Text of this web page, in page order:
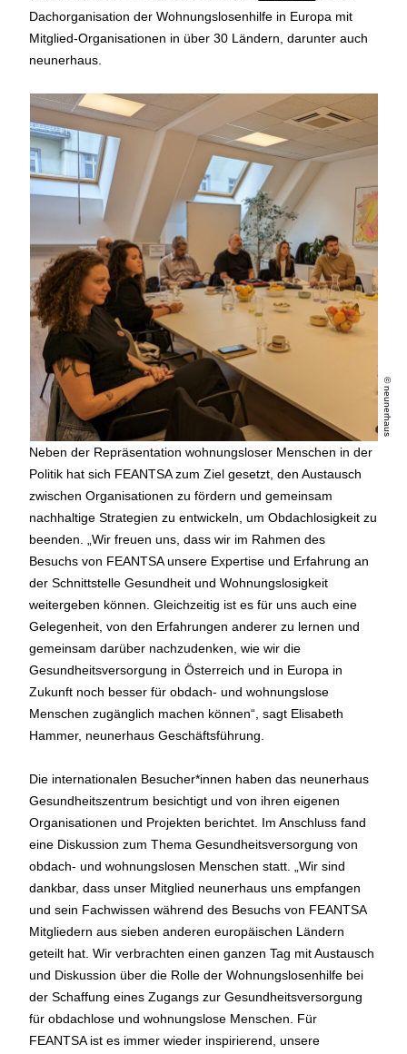
Dachorganisation der Wohnungslosenhilfe in Europa mit
Mitglied-Organisationen in über 30 Ländern, darunter auch
neunerhaus.
© neunerhaus
Neben der Repräsentation wohnungsloser Menschen in der
Politik hat sich FEANTSA zum Ziel gesetzt, den Austausch
zwischen Organisationen zu fördern und gemeinsam
nachhaltige Strategien zu entwickeln, um Obdachlosigkeit zu
beenden. „Wir freuen uns, dass wir im Rahmen des
Besuchs von FEANTSA unsere Expertise und Erfahrung an
der Schnittstelle Gesundheit und Wohnungslosigkeit
weitergeben können. Gleichzeitig ist es für uns auch eine
Gelegenheit, von den Erfahrungen anderer zu lernen und
gemeinsam darüber nachzudenken, wie wir die
Gesundheitsversorgung in Österreich und in Europa in
Zukunft noch besser für obdach- und wohnungslose
Menschen zugänglich machen können“, sagt Elisabeth
Hammer, neunerhaus Geschäftsführung.
Die internationalen Besucher*innen haben das neunerhaus
Gesundheitszentrum besichtigt und von ihren eigenen
Organisationen und Projekten berichtet. Im Anschluss fand
eine Diskussion zum Thema Gesundheitsversorgung von
obdach- und wohnungslosen Menschen statt. „Wir sind
dankbar, dass unser Mitglied neunerhaus uns empfangen
und sein Fachwissen während des Besuchs von FEANTSA
Mitgliedern aus sieben anderen europäischen Ländern
geteilt hat. Wir verbrachten einen ganzen Tag mit Austausch
und Diskussion über die Rolle der Wohnungslosenhilfe bei
der Schaffung eines Zugangs zur Gesundheitsversorgung
für obdachlose und wohnungslose Menschen. Für
FEANTSA ist es immer wieder inspirierend, unsere